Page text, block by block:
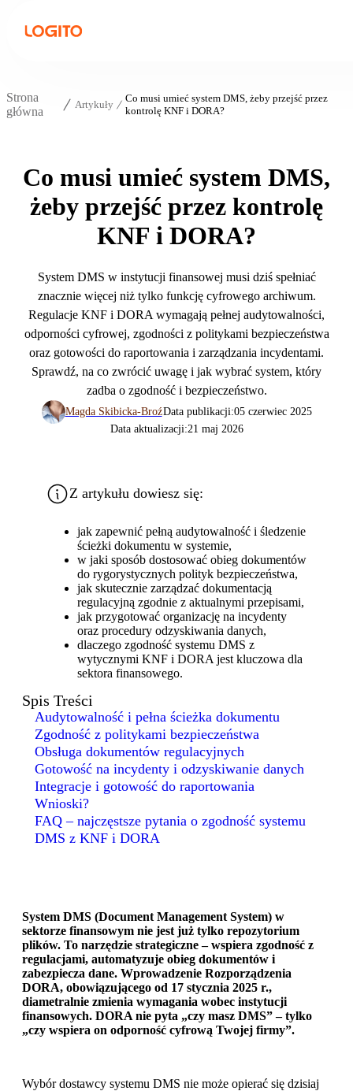
Strona
główna
Artykuły
Co musi umieć system DMS, żeby przejść przez
kontrolę KNF i DORA?
Co musi umieć system DMS,
żeby przejść przez kontrolę
KNF i DORA?
System DMS w instytucji finansowej musi dziś spełniać
znacznie więcej niż tylko funkcję cyfrowego archiwum.
Regulacje KNF i DORA wymagają pełnej audytowalności,
odporności cyfrowej, zgodności z politykami bezpieczeństwa
oraz gotowości do raportowania i zarządzania incydentami.
Sprawdź, na co zwrócić uwagę i jak wybrać system, który
zadba o zgodność i bezpieczeństwo.
Magda Skibicka-BroźData publikacji:05 czerwiec 2025
Data aktualizacji:21 maj 2026
Z artykułu dowiesz się:
jak zapewnić pełną audytowalność i śledzenie
ścieżki dokumentu w systemie,
w jaki sposób dostosować obieg dokumentów
do rygorystycznych polityk bezpieczeństwa,
jak skutecznie zarządzać dokumentacją
regulacyjną zgodnie z aktualnymi przepisami,
jak przygotować organizację na incydenty
oraz procedury odzyskiwania danych,
dlaczego zgodność systemu DMS z
wytycznymi KNF i DORA jest kluczowa dla
sektora finansowego.
Spis Treści
Audytowalność i pełna ścieżka dokumentu
Zgodność z politykami bezpieczeństwa
Obsługa dokumentów regulacyjnych
Gotowość na incydenty i odzyskiwanie danych
Integracje i gotowość do raportowania
Wnioski?
FAQ – najczęstsze pytania o zgodność systemu
DMS z KNF i DORA
System DMS (Document Management System) w
sektorze finansowym nie jest już tylko repozytorium
plików. To narzędzie strategiczne – wspiera zgodność z
regulacjami, automatyzuje obieg dokumentów i
zabezpiecza dane. Wprowadzenie Rozporządzenia
DORA, obowiązującego od 17 stycznia 2025 r.,
diametralnie zmienia wymagania wobec instytucji
finansowych. DORA nie pyta „czy masz DMS” – tylko
„czy wspiera on odporność cyfrową Twojej firmy”.
Wybór dostawcy systemu DMS nie może opierać się dzisiaj